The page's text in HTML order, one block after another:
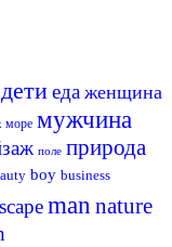
детиеда женщина
море мужчина
поле природа
boy business
man nature